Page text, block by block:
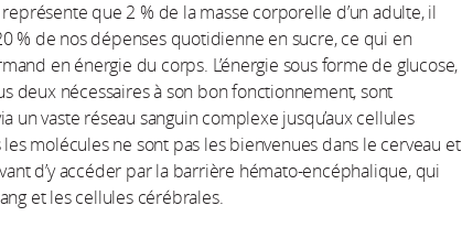
que 2 % de la masse corporelle d’un adulte, il
% de nos dépenses quotidienne en sucre, ce qui en
en énergie du corps. L’énergie sous forme de glucose,
deux nécessaires à son bon fonctionnement, sont
un vaste réseau sanguin complexe jusqu’aux cellules
molécules ne sont pas les bienvenues dans le cerveau et
d’y accéder par la barrière hémato-encéphalique, qui
et les cellules cérébrales.